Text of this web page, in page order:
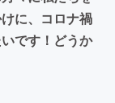
に、コロナ禍
です！どうか